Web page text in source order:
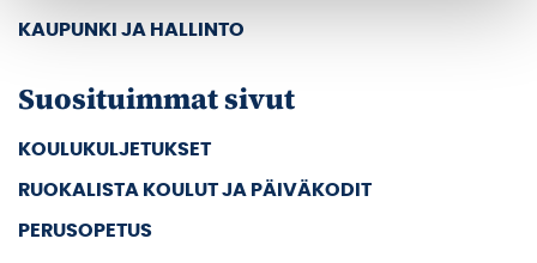
KAUPUNKI JA HALLINTO
Suosituimmat sivut
KOULUKULJETUKSET
RUOKALISTA KOULUT JA PÄIVÄKODIT
PERUSOPETUS